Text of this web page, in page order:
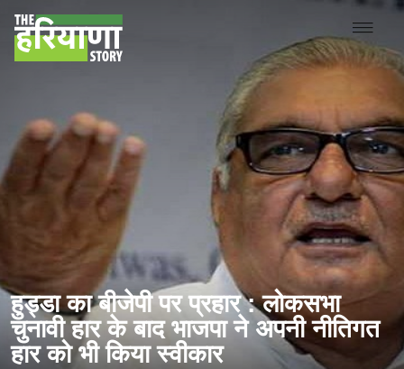
हुड्डा का बीजेपी पर प्रहार : लोकसभा
चुनावी हार के बाद भाजपा ने अपनी नीतिगत
हार को भी किया स्वीकार